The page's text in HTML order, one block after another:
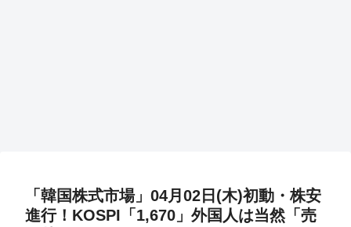
「韓国株式市場」04月02日(木)初動・株安
進行！KOSPI「1,670」外国人は当然「売